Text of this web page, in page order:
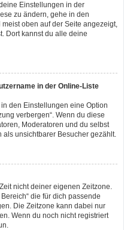
Einstellungen in der
zu ändern, gehe in den
oben auf der Seite angezeigt,
Dort kannst du alle deine
in der Online-Liste
den Einstellungen eine Option
verbergen“. Wenn du diese
Moderatoren und du selbst
unsichtbarer Besucher gezählt.
nicht deiner eigenen Zeitzone.
die für dich passende
Die Zeitzone kann dabei nur
Wenn du noch nicht registriert